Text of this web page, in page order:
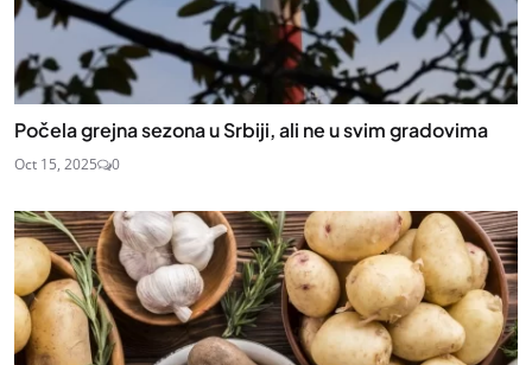
Počela grejna sezona u Srbiji, ali ne u svim gradovima
Oct 15, 2025 0